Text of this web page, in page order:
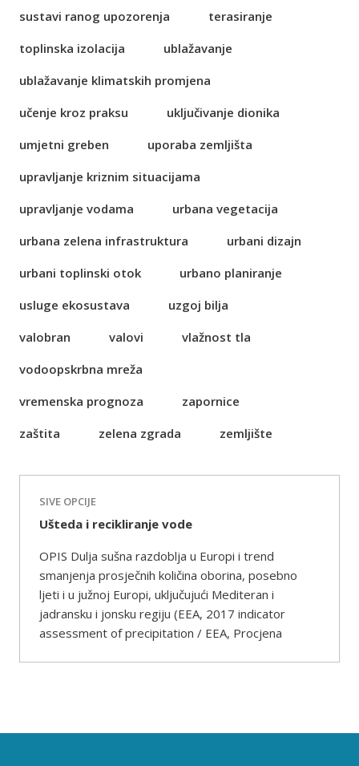
sustavi ranog upozorenja
terasiranje
toplinska izolacija
ublažavanje
ublažavanje klimatskih promjena
učenje kroz praksu
uključivanje dionika
umjetni greben
uporaba zemljišta
upravljanje kriznim situacijama
upravljanje vodama
urbana vegetacija
urbana zelena infrastruktura
urbani dizajn
urbani toplinski otok
urbano planiranje
usluge ekosustava
uzgoj bilja
valobran
valovi
vlažnost tla
vodoopskrbna mreža
vremenska prognoza
zapornice
zaštita
zelena zgrada zemljište
SIVE OPCIJE
Ušteda i recikliranje vode
OPIS Dulja sušna razdoblja u Europi i trend
smanjenja prosječnih količina oborina, posebno
ljeti i u južnoj Europi, uključujući Mediteran i
jadransku i jonsku regiju (EEA, 2017 indicator
assessment of precipitation / EEA, Procjena